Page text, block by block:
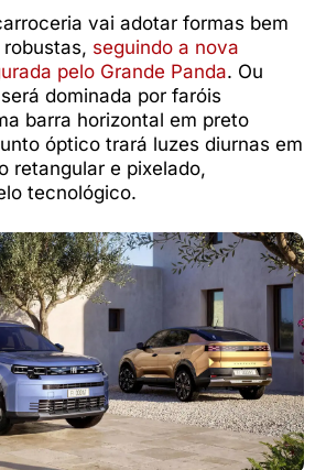
vai adotar formas bem
seguindo a nova
pelo Grande Panda. Ou
dominada por faróis
barra horizontal em preto
óptico trará luzes diurnas em
retangular e pixelado,
tecnológico.